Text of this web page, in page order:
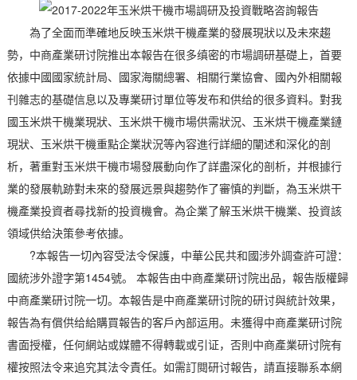
為了全面而準確地反映玉米烘干機產業的發展現狀以及未來趨
勢，中商產業研讨院推出本報告在很多缜密的市場調研基礎上，首要
依據中國國家統計局、國家海關總署、相關行業協會、國內外相關報
刊雜志的基礎信息以及專業研讨單位等发布和供给的很多資料。對我
國玉米烘干機業現狀、玉米烘干機市場供需狀況、玉米烘干機產業鏈
現狀、玉米烘干機重點企業狀況等內容進行詳細的闡述和深化的剖
析，著重對玉米烘干機市場發展動向作了詳盡深化的剖析，并根據行
業的發展軌跡對未來的發展远景與趨勢作了審慎的判斷，為玉米烘干
機產業投資者尋找新的投資機會。為企業了解玉米烘干機業、投資該
領域供给決策參考依據。
?本報告一切內容受法令保護，中華公民共和國涉外調查許可證：
國統涉外證字第1454號。 本報告由中商產業研讨院出品，報告版權歸
中商產業研讨院一切。本報告是中商產業研讨院的研讨與統計效果，
報告為有償供给給購買報告的客戶內部运用。未獲得中商產業研讨院
書面授權，任何網站或媒體不得轉載或引证，否則中商產業研讨院有
權按照法令来追究其法令責任。如需訂閱研讨報告，請直接聯系本網